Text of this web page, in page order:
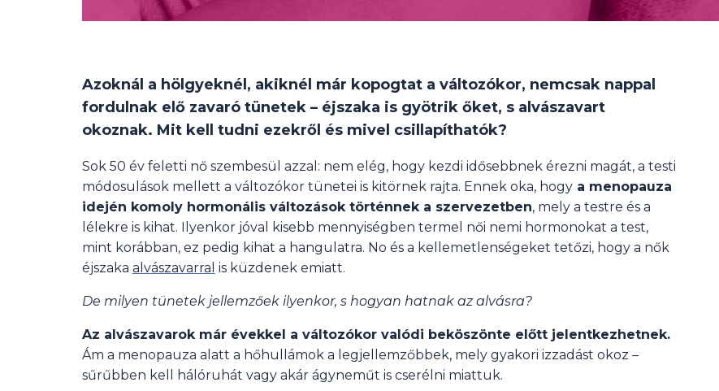
Azoknál a hölgyeknél, akiknél már kopogtat a változókor, nemcsak nappal
fordulnak elő zavaró tünetek – éjszaka is gyötrik őket, s alvászavart
okoznak. Mit kell tudni ezekről és mivel csillapíthatók?
Sok 50 év feletti nő szembesül azzal: nem elég, hogy kezdi idősebbnek érezni magát, a testi
módosulások mellett a változókor tünetei is kitörnek rajta. Ennek oka, hogya menopauza
idején komoly hormonális változások történnek a szervezetben, mely a testre és a
lélekre is kihat. Ilyenkor jóval kisebb mennyiségben termel női nemi hormonokat a test,
mint korábban, ez pedig kihat a hangulatra. No és a kellemetlenségeket tetőzi, hogy a nők
éjszaka alvászavarral is küzdenek emiatt.
De milyen tünetek jellemzőek ilyenkor, s hogyan hatnak az alvásra?
Az alvászavarok már évekkel a változókor valódi beköszönte előtt jelentkezhetnek.
Ám a menopauza alatt a hőhullámok a legjellemzőbbek, mely gyakori izzadást okoz –
sűrűbben kell hálóruhát vagy akár ágyneműt is cserélni miattuk.